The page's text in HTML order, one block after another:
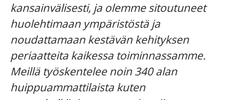
kansainvälisesti, ja olemme sitoutuneet
huolehtimaan ympäristöstä ja
noudattamaan kestävän kehityksen
periaatteita kaikessa toiminnassamme.
Meillä työskentelee noin 340 alan
huippuammattilaista kuten